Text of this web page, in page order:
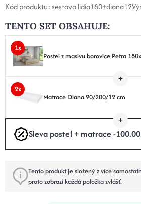
Kód produktu: sestava lidia180+diana12
TENTO SET OBSAHUJE:
1x
Postel z masivu borovice Petra
2x
Matrace Diana 90/200/12 cm
Sleva postel + matrace -
Tento produkt je složený z více
proto zobrazí každá položka zvlášť.